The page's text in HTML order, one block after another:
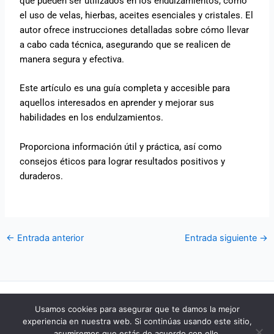
el uso de velas, hierbas, aceites esenciales y cristales. El
autor ofrece instrucciones detalladas sobre cómo llevar
a cabo cada técnica, asegurando que se realicen de
manera segura y efectiva.
Este artículo es una guía completa y accesible para
aquellos interesados en aprender y mejorar sus
habilidades en los endulzamientos.
Proporciona información útil y práctica, así como
consejos éticos para lograr resultados positivos y
duraderos.
← Entrada anterior Entrada siguiente →
POLÍTICA DE PRIVACIDAD
AVISO LEGAL
Usamos cookies para asegurar que te damos la mejor
experiencia en nuestra web. Si continúas usando este sitio,